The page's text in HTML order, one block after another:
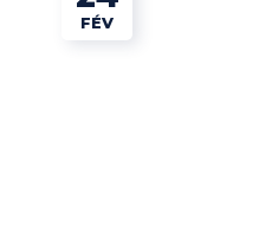
FÉV